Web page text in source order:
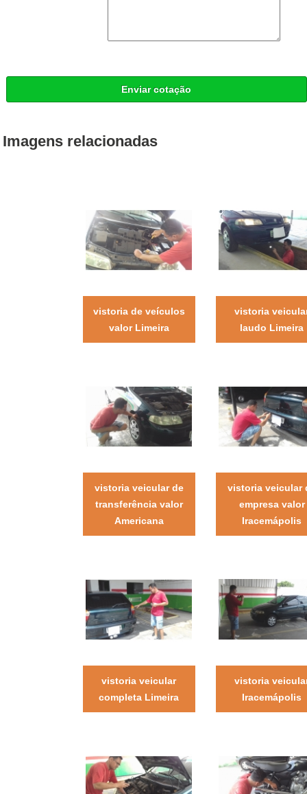
Enviar cotação
Imagens relacionadas
vistoria de veículos
valor Limeira
vistoria
laudo Limeira
vistoria veicular de
transferência valor
Americana
vistoria veicular
empresa valor
Iracemápolis
vistoria veicular
completa Limeira
vistoria
Iracemápolis